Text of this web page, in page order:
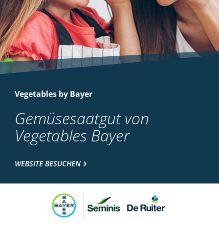
Vegetables by Bayer
Gemüsesaatgut von
Vegetables Bayer
WEBSITE BESUCHEN